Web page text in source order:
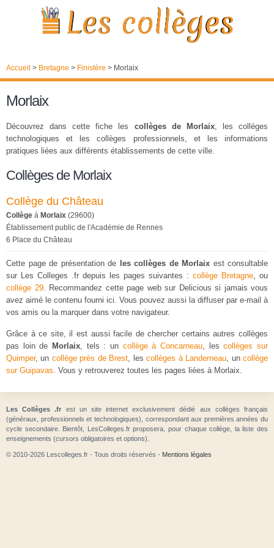
Accueil > Bretagne > Finistère > Morlaix
Morlaix
Découvrez dans cette fiche les collèges de Morlaix, les colléges
technologiques et les collèges professionnels, et les informations
pratiques liées aux différents établissements de cette ville.
Collèges de Morlaix
Collège du Château
Collège à Morlaix (29600)
Établissement public de l'Académie de Rennes
6 Place du Château
Cette page de présentation de les collèges de Morlaix est consultable
sur Les Colleges .fr depuis les pages suivantes : collège Bretagne, ou
collège 29. Recommandez cette page web sur Delicious si jamais vous
avez aimé le contenu fourni ici. Vous pouvez aussi la diffuser par e-mail à
vos amis ou la marquer dans votre navigateur.
Grâce à ce site, il est aussi facile de chercher certains autres collèges
pas loin de Morlaix, tels : un collège à Concarneau, lescollèges sur
Quimper, un collège près de Brest, lescollèges à Landerneau, uncollège
sur Guipavas. Vous y retrouverez toutes les pages liées à Morlaix.
Les Collèges .fr est un site internet exclusivement dédié aux collèges français
(généraux, professionnels et technologiques), correspondant aux premières années du
cycle secondaire. Bientôt, LesColleges.fr proposera, pour chaque collège, la liste des
enseignements (cursors obligatoires et options).
© 2010-2026 Lescolleges.fr - Tous droits réservés - Mentions légales